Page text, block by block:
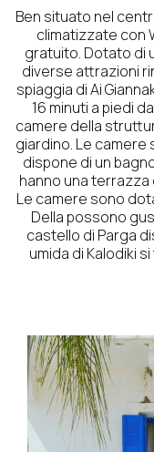
Ben situato nel
climatizzate con
gratuito. Dotato di
diverse attrazioni
spiaggia di Ai
16 minuti a piedi
camere della
giardino. Le camere
dispone di un
hanno una
Le camere sono
Della possono
castello di Parga
umida di Kalodiki